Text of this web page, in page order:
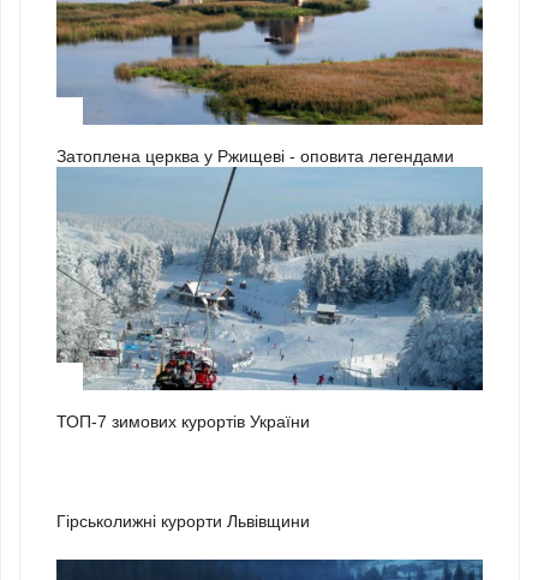
Затоплена церква у Ржищеві - оповита легендами
ТОП-7 зимових курортів України
Гірськолижні курорти Львівщини